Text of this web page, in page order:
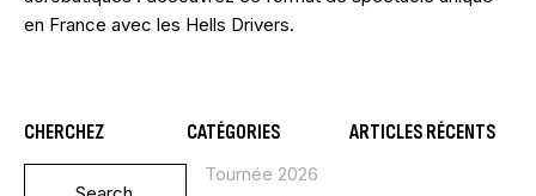
en France avec les Hells Drivers.
CHERCHEZ CATÉGORIES
Tournée 2026
ARTICLES RÉCENTS